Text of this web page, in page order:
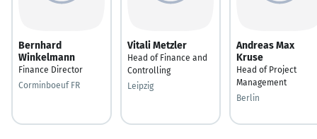
Bernhard
Winkelmann
Finance Director
Corminboeuf FR
Vitali Metzler
Head of Finance and
Controlling
Leipzig
Andreas Max
Kruse
Head of Project
Management
Berlin